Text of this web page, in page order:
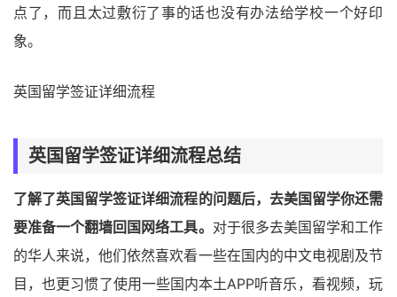
点了，而且太过敷衍了事的话也没有办法给学校一个好印
象。
英国留学签证详细流程
英国留学签证详细流程总结
了解了英国留学签证详细流程的问题后，去美国留学你还需
要准备一个翻墙回国网络工具。 对于很多去美国留学和工作
的华人来说，他们依然喜欢看一些在国内的中文电视剧及节
目，也更习惯了使用一些国内本土APP听音乐，看视频，玩